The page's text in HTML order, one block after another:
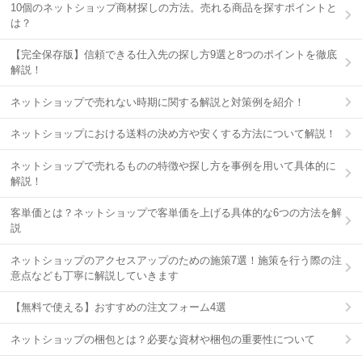
10個のネットショップ商材探しの方法。売れる商品を探すポイントと
は？
【完全保存版】信頼できる仕入先の探し方9選と8つのポイントを徹底
解説！
ネットショップで売れない時期に関する解説と対策例を紹介！
ネットショップにおける送料の決め方や安くする方法について解説！
ネットショップで売れるものの特徴や探し方を事例を用いて具体的に
解説！
客単価とは？ネットショップで客単価を上げる具体的な6つの方法を解
説
ネットショップのアクセスアップのための施策7選！施策を行う際の注
意点なども丁寧に解説していきます
【無料で使える】おすすめの注文フォーム4選
ネットショップの梱包とは？必要な資材や梱包の重要性について